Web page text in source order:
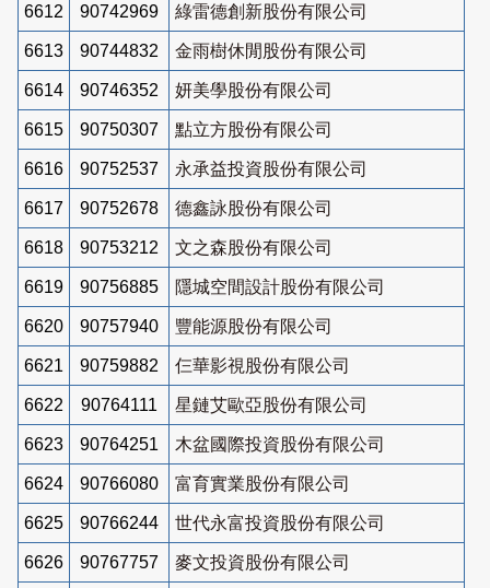
6612 90742969 綠雷德創新股份有限公司
6613 90744832 金雨樹休閒股份有限公司
6614 90746352 妍美學股份有限公司
6615 90750307 點立方股份有限公司
6616 90752537 永承益投資股份有限公司
6617 90752678 德鑫詠股份有限公司
6618 90753212 文之森股份有限公司
6619 90756885 隱城空間設計股份有限公司
6620 90757940 豐能源股份有限公司
6621 90759882 仨華影視股份有限公司
6622 90764111 星鏈艾歐亞股份有限公司
6623 90764251 木盆國際投資股份有限公司
6624 90766080 富育實業股份有限公司
6625 90766244 世代永富投資股份有限公司
6626 90767757 麥文投資股份有限公司